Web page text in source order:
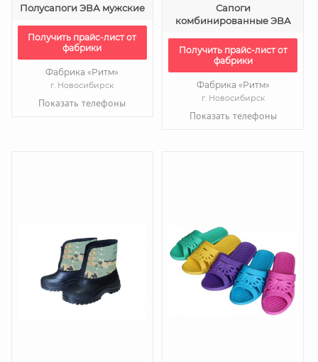
Полусапоги ЭВА мужские
Получить прайс-лист от
фабрики
Фабрика «Ритм»
г. Новосибирск
Показать телефоны
Сапоги
комбинированные ЭВА
Получить прайс-лист от
фабрики
Фабрика «Ритм»
г. Новосибирск
Показать телефоны